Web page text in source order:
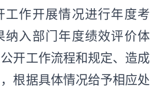
工作开展情况进行年度考
纳入部门年度绩效评价体
开工作流程和规定、造成
根据具体情况给予相应处